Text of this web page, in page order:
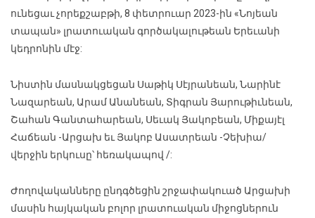
ունեցաւ չորեքշաբթի, 8 փետրուար 2023-ին «Նոյեան
տապան» լրատուական գործակալութեան Երեւանի
կեդրոնին մէջ:
Նիստին մասնակցեցան Սաթիկ Սէյրանեան, Նարինէ
Նազարեան, Արամ Անանեան, Տիգրան Յարութիւնեան,
Շահան Գանտահարեան, Սեւակ Յակոբեան, Միքայէլ
Հաճեան -Արցախ եւ Յակոբ Ասատրեան -Չեխիա/
վերջին երկուսը՝ հեռակապով /:
Ժողովականները ընդգծեցին շրջափակուած Արցախի
մասին հայկական բոլոր լրատուական միջոցներուն